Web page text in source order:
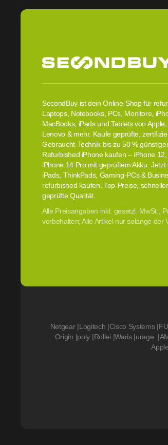
SecondBuy ist dein Online-Shop für
Laptops, Notebooks, PCs, Monitore,
MacBooks, iPads und Tablets von Apple,
Lenovo & mehr. Kaufe geprüfte,
Gebraucht-Technik bis zu 50 %
Refurbished iPhone kaufen – iPhone 12,
iPhone 14 Pro mit geprüftem Akku. Jetzt
iPads, ThinkPads, Gaming-PCs &
refurbished kaufen. Top-Preise,
geprüfte Qualität.
Alle Preisangaben inkl. gesetzl. MwSt.;
vorbehalten; Alle Artikel nur solange der
Netgear |Logitech |Cisco Systems |
Origin |poly |Rollei |Waris |urage |